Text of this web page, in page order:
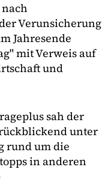
Verunsicherung
Jahresende
mit Verweis auf
und
sah der
unter
rund um die
in anderen